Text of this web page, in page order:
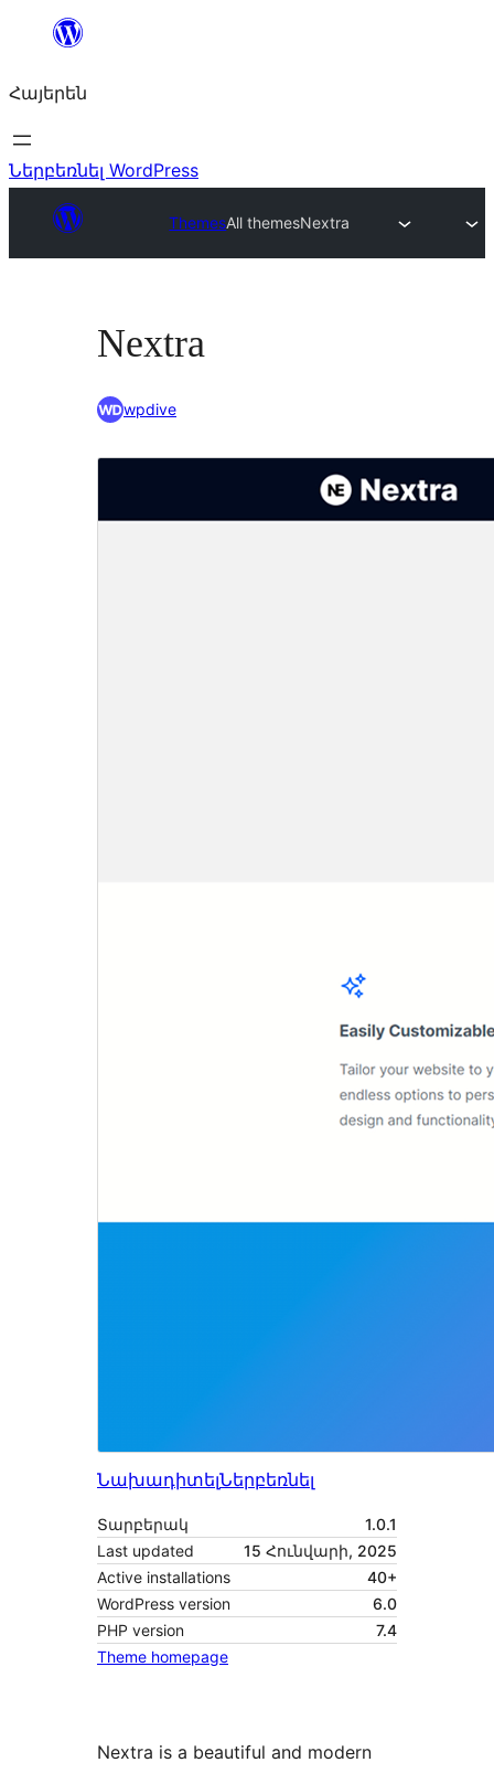
Անցնել
Հայերեն
Ներբեռնել WordPress
ThemesAll themesNextra
Nextra
wpdive
ՆախադիտելՆերբեռնել
Տարբերակ
1.0.1
Last updated
15 Հունվարի, 2025
Active installations
40+
WordPress version
6.0
PHP version
7.4
Theme homepage
Nextra is a beautiful and modern